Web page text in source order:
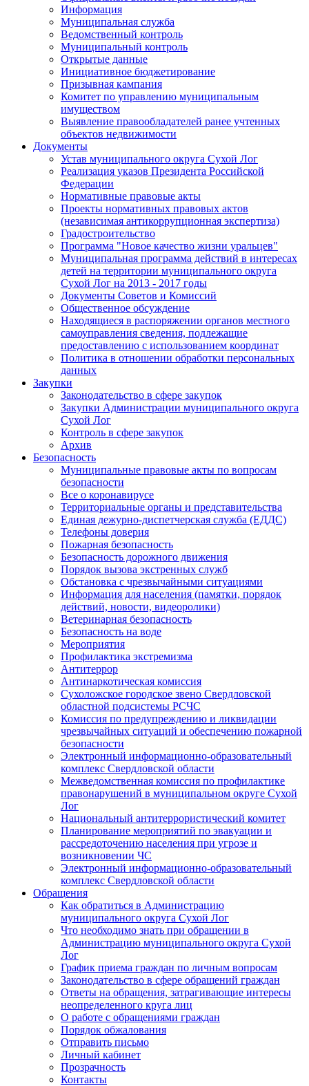
Информация
Муниципальная служба
Ведомственный контроль
Муниципальный контроль
Открытые данные
Инициативное бюджетирование
Призывная кампания
Комитет по управлению муниципальным
имуществом
Выявление правообладателей ранее учтенных
объектов недвижимости
Документы
Устав муниципального округа Сухой Лог
Реализация указов Президента Российской
Федерации
Нормативные правовые акты
Проекты нормативных правовых актов
(независимая антикоррупционная экспертиза)
Градостроительство
Программа "Новое качество жизни уральцев"
Муниципальная программа действий в интересах
детей на территории муниципального округа
Сухой Лог на 2013 - 2017 годы
Документы Советов и Комиссий
Общественное обсуждение
Находящиеся в распоряжении органов местного
самоуправления сведения, подлежащие
предоставлению с использованием координат
Политика в отношении обработки персональных
данных
Закупки
Законодательство в сфере закупок
Закупки Администрации муниципального округа
Сухой Лог
Контроль в сфере закупок
Архив
Безопасность
Муниципальные правовые акты по вопросам
безопасности
Все о коронавирусе
Территориальные органы и представительства
Единая дежурно-диспетчерская служба (ЕДДС)
Телефоны доверия
Пожарная безопасность
Безопасность дорожного движения
Порядок вызова экстренных служб
Обстановка с чрезвычайными ситуациями
Информация для населения (памятки, порядок
действий, новости, видеоролики)
Ветеринарная безопасность
Безопасность на воде
Мероприятия
Профилактика экстремизма
Антитеррор
Антинаркотическая комиссия
Сухоложское городское звено Свердловской
областной подсистемы РСЧС
Комиссия по предупреждению и ликвидации
чрезвычайных ситуаций и обеспечению пожарной
безопасности
Электронный информационно-образовательный
комплекс Cвердловской области
Межведомственная комиссия по профилактике
правонарушений в муниципальном округе Сухой
Лог
Национальный антитеррористический комитет
Планирование мероприятий по эвакуации и
рассредоточению населения при угрозе и
возникновении ЧС
Электронный информационно-образовательный
комплекс Свердловской области
Обращения
Как обратиться в Администрацию
муниципального округа Сухой Лог
Что необходимо знать при обращении в
Администрацию муниципального округа Сухой
Лог
График приема граждан по личным вопросам
Законодательство в сфере обращений граждан
Ответы на обращения, затрагивающие интересы
неопределенного круга лиц
О работе с обращениями граждан
Порядок обжалования
Отправить письмо
Личный кабинет
Прозрачность
Контакты